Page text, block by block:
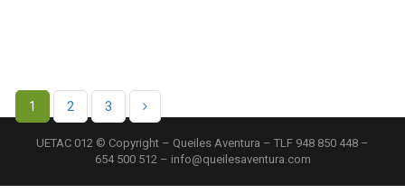
1 2 3
UETAC 012 © Copyright – Queiles Aventura – TLF 948 850 448 –
654 500 512 – info@queilesaventura.com